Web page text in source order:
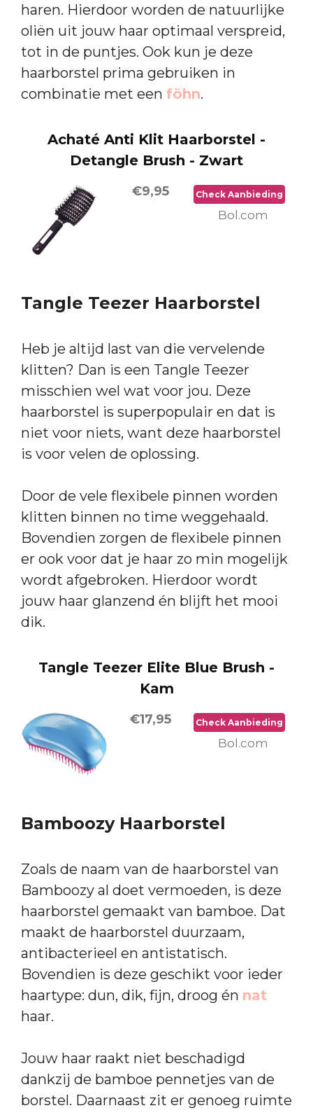
haren. Hierdoor worden de natuurlijke
oliën uit jouw haar optimaal verspreid,
tot in de puntjes. Ook kun je deze
haarborstel prima gebruiken in
combinatie met een föhn.
Achaté Anti Klit Haarborstel -
Detangle Brush - Zwart
€9,95 Check Aanbieding
Bol.com
Tangle Teezer Haarborstel
Heb je altijd last van die vervelende
klitten? Dan is een Tangle Teezer
misschien wel wat voor jou. Deze
haarborstel is superpopulair en dat is
niet voor niets, want deze haarborstel
is voor velen de oplossing.
Door de vele flexibele pinnen worden
klitten binnen no time weggehaald.
Bovendien zorgen de flexibele pinnen
er ook voor dat je haar zo min mogelijk
wordt afgebroken. Hierdoor wordt
jouw haar glanzend én blijft het mooi
dik.
Tangle Teezer Elite Blue Brush -
Kam
€17,95 Check Aanbieding
Bol.com
Bamboozy Haarborstel
Zoals de naam van de haarborstel van
Bamboozy al doet vermoeden, is deze
haarborstel gemaakt van bamboe. Dat
maakt de haarborstel duurzaam,
antibacterieel en antistatisch.
Bovendien is deze geschikt voor ieder
haartype: dun, dik, fijn, droog én nat
haar.
Jouw haar raakt niet beschadigd
dankzij de bamboe pennetjes van de
borstel. Daarnaast zit er genoeg ruimte